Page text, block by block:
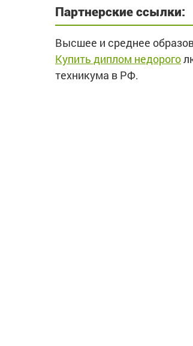
Партнерские ссылки:
Высшее и среднее
Купить диплом недорого
техникума в РФ.